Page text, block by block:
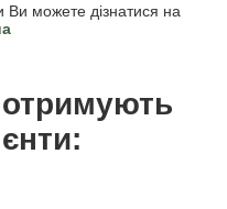
Ви можете дізнатися на
отримують